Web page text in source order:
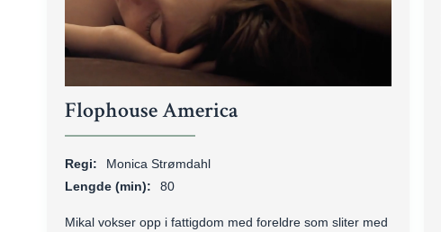
Flophouse America
Regi:
Monica Strømdahl
Lengde (min):
80
Mikal vokser opp i fattigdom med foreldre som sliter med